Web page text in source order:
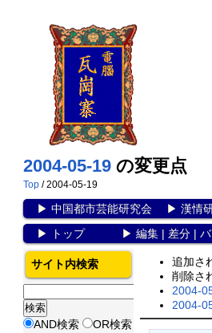
2004-05-19 の変更点
Top / 2004-05-19
▶ 中国都市芸能研究会▶ 漢情
▶
トップ▶ 編集| 差分|
追加さ
削除さ
2004-
2004-
サイト内検索
AND検索 OR検索